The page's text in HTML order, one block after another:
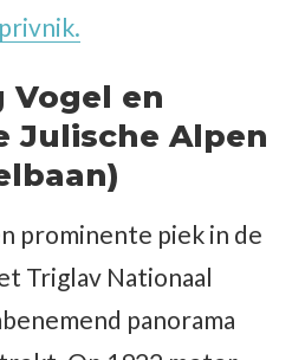
Vogel en
Julische Alpen
prominente piek in de
Triglav Nationaal
panorama